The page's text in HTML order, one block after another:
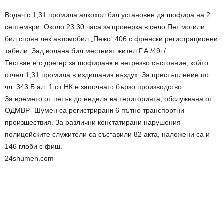
Водач с 1,31 промила алкохол бил установен да шофира на 2
септември. Около 23.30 часа за проверка в село Пет могили
бил спрян лек автомобил „Пежо“ 406 с френски регистрационни
табели. Зад волана бил местният жител Г.А./49г./.
Тестван е с дрегер за шофиране в нетрезво състояние, който
отчел 1,31 промила в издишания въздух. За престъпление по
чл. 343 Б ал. 1 от НК е започнато бързо производство.
За времето от петък до неделя на територията, обслужвана от
ОДМВР- Шумен са регистрирани 6 пътно транспортни
произшествия. За различни констатирани нарушения
полицейските служители са съставили 82 акта, наложени са и
146 глоби с фиш.
24shumen.com